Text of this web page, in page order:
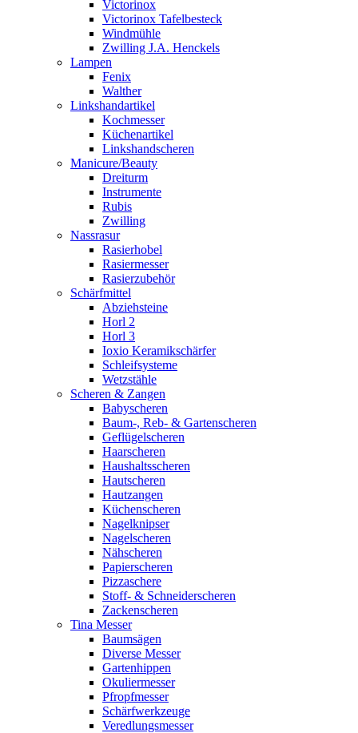
Victorinox
Victorinox Tafelbesteck
Windmühle
Zwilling J.A. Henckels
Lampen
Fenix
Walther
Linkshandartikel
Kochmesser
Küchenartikel
Linkshandscheren
Manicure/Beauty
Dreiturm
Instrumente
Rubis
Zwilling
Nassrasur
Rasierhobel
Rasiermesser
Rasierzubehör
Schärfmittel
Abziehsteine
Horl 2
Horl 3
Ioxio Keramikschärfer
Schleifsysteme
Wetzstähle
Scheren & Zangen
Babyscheren
Baum-, Reb- & Gartenscheren
Geflügelscheren
Haarscheren
Haushaltsscheren
Hautscheren
Hautzangen
Küchenscheren
Nagelknipser
Nagelscheren
Nähscheren
Papierscheren
Pizzaschere
Stoff- & Schneiderscheren
Zackenscheren
Tina Messer
Baumsägen
Diverse Messer
Gartenhippen
Okuliermesser
Pfropfmesser
Schärfwerkzeuge
Veredlungsmesser